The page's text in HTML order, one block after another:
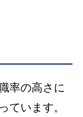
率の高さに
ています。